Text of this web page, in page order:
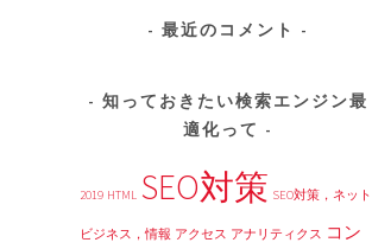
最近のコメント
知っておきたい検索エンジン最
適化って
2019 HTML SEO対策 SEO対策，ネット
ビジネス，情報 アクセス アナリティクス コン